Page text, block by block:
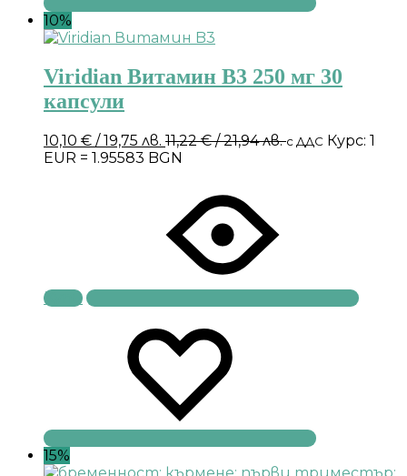
10%
Viridian Витамин B3 250 мг 30
капсули
10,10 € / 19,75 лв. 11,22€/ 21,94 лв.с ДДС Курс: 1
EUR = 1.95583 BGN
Купи
15%